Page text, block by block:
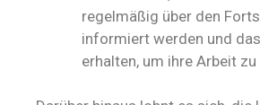
regelmäßig über den
informiert werden und
erhalten, um ihre Arbeit zu